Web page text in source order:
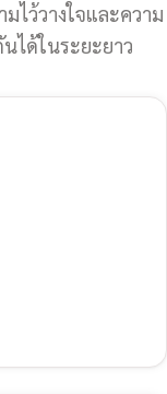
ไว้วางใจและความ
ได้ในระยะยาว